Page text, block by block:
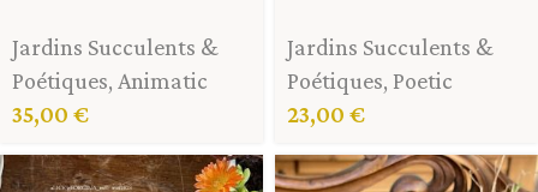
Jardins Succulents &
Poétiques, Animatic
35,00 €
Jardins Succulents &
Poétiques, Poetic
23,00 €